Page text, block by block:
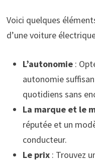
Voici quelques
d’une voiture
L’autonomie:
autonomie
quotidiens sans
La marque et le
réputée et un
conducteur.
Le prix: Trouvez